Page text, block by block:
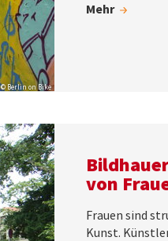
© Berlin on Bike
Mehr
von
Frauen sind
Kunst.